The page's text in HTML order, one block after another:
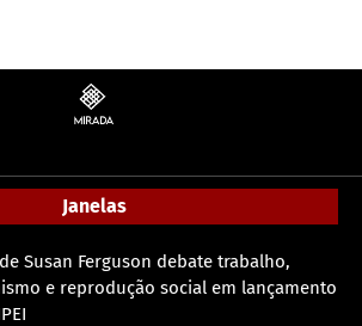
Janelas
Susan Ferguson debate trabalho,
e reprodução social em lançamento